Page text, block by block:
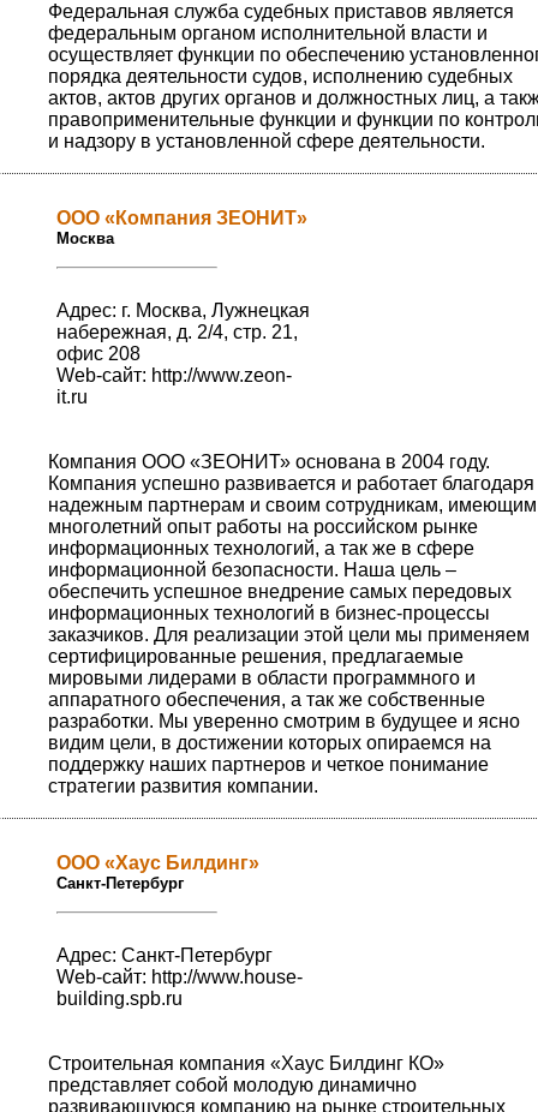
Федеральная служба судебных приставов является
федеральным органом исполнительной власти и
осуществляет функции по обеспечению
порядка деятельности судов, исполнению судебных
актов, актов других органов и должностных лиц, а
правоприменительные функции и функции по
и надзору в установленной сфере деятельности.
OOO «Компания ЗЕОНИТ»
Москва
Адрес: г. Москва, Лужнецкая
набережная, д. 2/4, стр. 21,
офис 208
Web-сайт: http://www.zeon-
it.ru
Компания ООО «ЗЕОНИТ» основана в 2004 году.
Компания успешно развивается и работает благодаря
надежным партнерам и своим сотрудникам, имеющим
многолетний опыт работы на российском рынке
информационных технологий, а так же в сфере
информационной безопасности. Наша цель –
обеспечить успешное внедрение самых передовых
информационных технологий в бизнес-процессы
заказчиков. Для реализации этой цели мы применяем
сертифицированные решения, предлагаемые
мировыми лидерами в области программного и
аппаратного обеспечения, а так же собственные
разработки. Мы уверенно смотрим в будущее и ясно
видим цели, в достижении которых опираемся на
поддержку наших партнеров и четкое понимание
стратегии развития компании.
OOO «Хаус Билдинг»
Санкт-Петербург
Адрес: Санкт-Петербург
Web-сайт: http://www.house-
building.spb.ru
Строительная компания «Хаус Билдинг КО»
представляет собой молодую динамично
развивающуюся компанию на рынке строительных